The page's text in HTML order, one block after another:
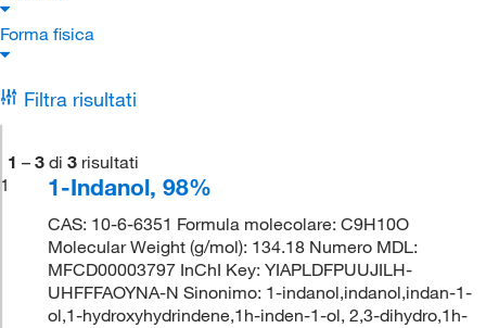
Forma fisica
Filtra risultati
1 – 3 di 3 risultati
1
1-Indanol, 98%
CAS: 10-6-6351 Formula molecolare: C9H10O
Molecular Weight (g/mol): 134.18 Numero MDL:
MFCD00003797 InChI Key: YIAPLDFPUUJILH-
UHFFFAOYNA-N Sinonimo: 1-indanol,indanol,indan-1-
ol,1-hydroxyhydrindene,1h-inden-1-ol, 2,3-dihydro,1h-